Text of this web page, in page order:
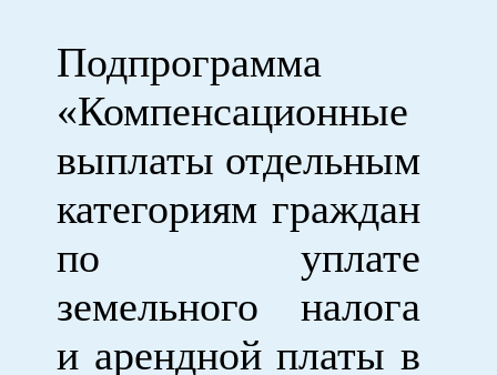
Подпрограмма
«Компенсационные
выплаты отдельным
категориям граждан
по уплате
земельного налога
и арендной платы в